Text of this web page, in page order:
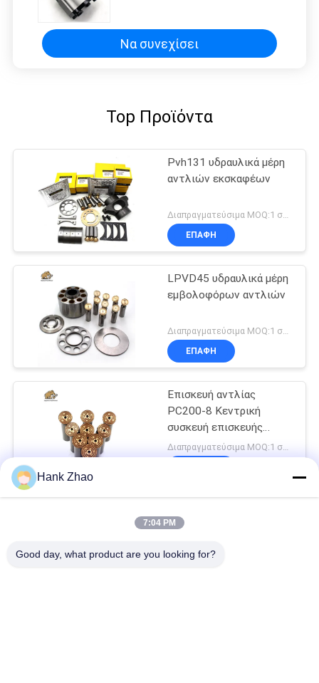
Να συνεχίσει
Top Προϊόντα
Pvh131 υδραυλικά μέρη
αντλιών εκσκαφέων
ΕΠΑΦΉ
LPVD45 υδραυλικά μέρη
εμβολοφόρων αντλιών
ΕΠΑΦΉ
Επισκευή αντλίας
PC200-8 Κεντρική
συσκευή επισκευής
αντλίας
ΑΡΧΙΚΗ ΑΝΤΙΚΑΤΑΣΤΑΣΗ
Hank Zhao
7:04 PM
Good day, what product are you looking for?